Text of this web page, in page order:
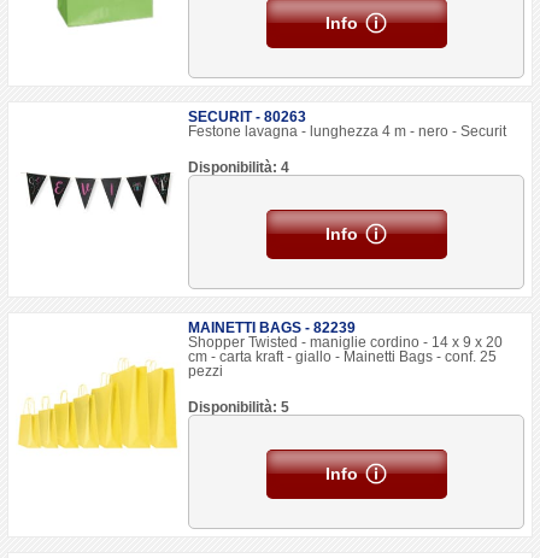
Info
SECURIT - 80263
Festone lavagna - lunghezza 4 m - nero - Securit
Disponibilità: 4
Info
MAINETTI BAGS - 82239
Shopper Twisted - maniglie cordino - 14 x 9 x 20
cm - carta kraft - giallo - Mainetti Bags - conf. 25
pezzi
Disponibilità: 5
Info